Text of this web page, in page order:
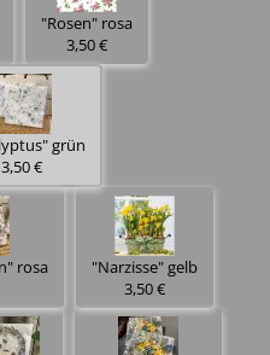
"Rosen" rosa
3,50 €
grün
3,50 €
rosa
"Narzisse" gelb
3,50 €